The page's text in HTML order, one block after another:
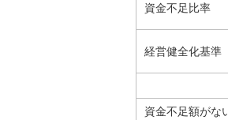
資金不足比率
経営健全化基準
資金不足額がな